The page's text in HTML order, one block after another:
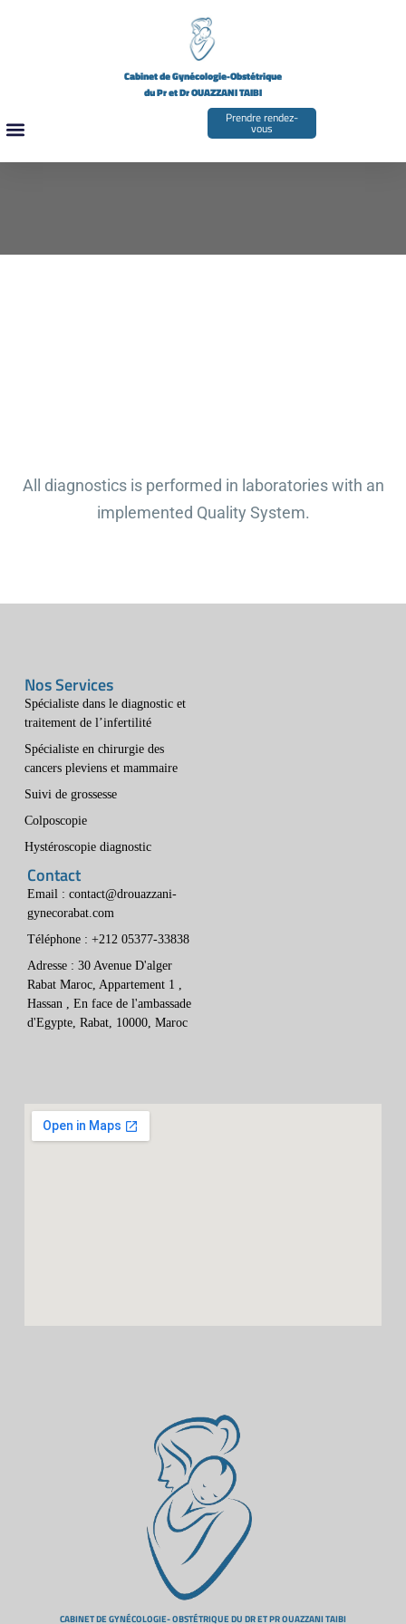
Cabinet de Gynécologie-Obstétrique
du Pr et Dr OUAZZANI TAIBI
Prendre rendez-
vous
All diagnostics is performed in laboratories with an
implemented Quality System.
CABINET DE GYNÉCOLOGIE- OBSTÉTRIQUE DU DR ET PR OUAZZANI TAIBI
Nos Services
Spécialiste dans le diagnostic et
traitement de l’infertilité
Spécialiste en chirurgie des
cancers pleviens et mammaire
Suivi de grossesse
Colposcopie
Hystéroscopie diagnostic
Contact
Email : contact@drouazzani-
gynecorabat.com
Téléphone : +212 05377-33838
Adresse : 30 Avenue D'alger
Rabat Maroc, Appartement 1 ,
Hassan , En face de l'ambassade
d'Egypte, Rabat, 10000, Maroc